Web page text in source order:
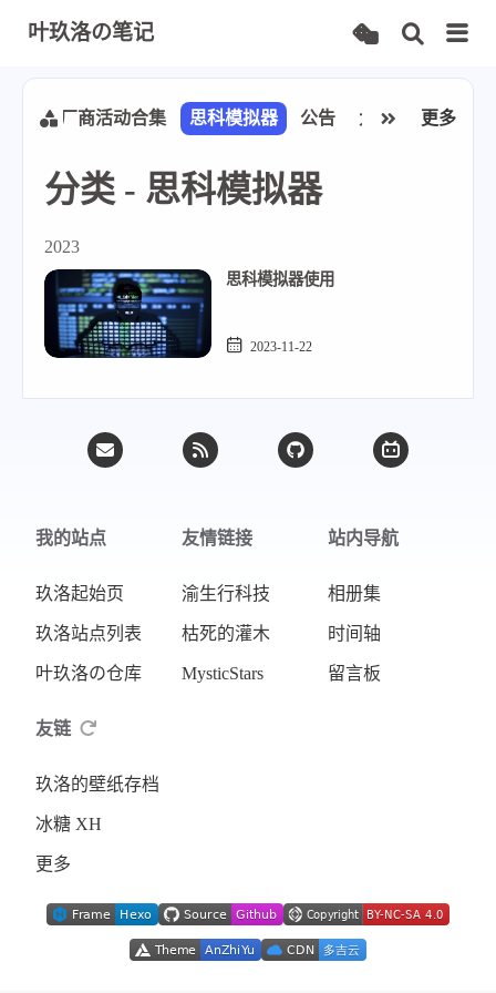
叶玖洛の笔记
云厂商活动合集 思科模拟器 公告 大学乐跑更多
分类 - 思科模拟器
2023
思科模拟器使用
2023-11-22
我的站点
玖洛起始页
玖洛站点列表
叶玖洛の仓库
友情链接
渝生行科技
枯死的灌木
MysticStars
站内导航
相册集
时间轴
留言板
友链
玖洛的壁纸存档
冰糖 XH
更多